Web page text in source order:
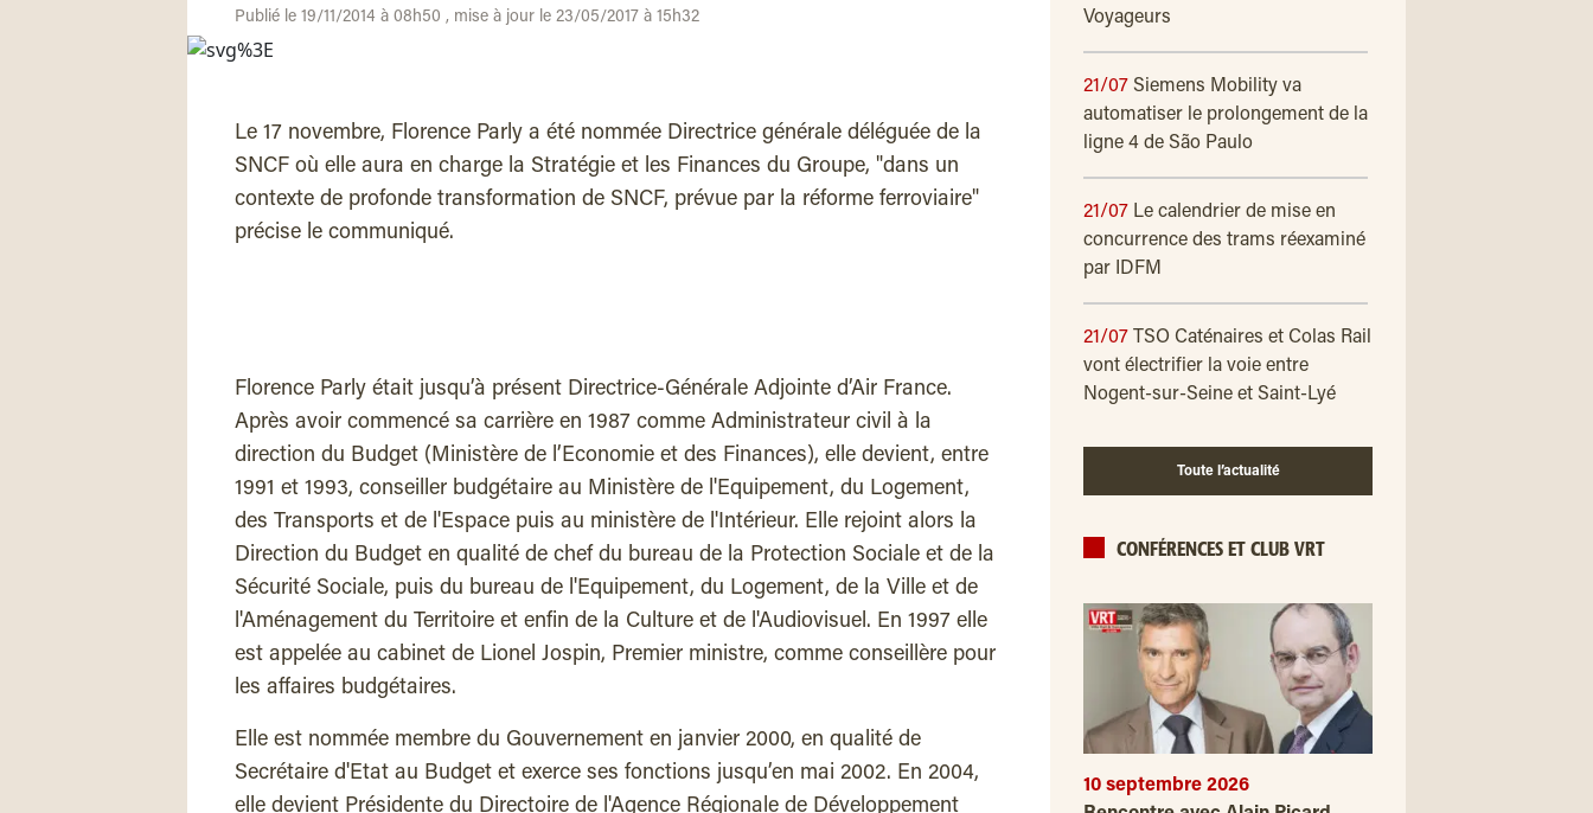
Publié le 19/11/2014 à 08h50 , mise à jour le 23/05/2017 à 15h32
Le 17 novembre, Florence Parly a été nommée Directrice générale déléguée de la
SNCF où elle aura en charge la Stratégie et les Finances du Groupe, "dans un
contexte de profonde transformation de SNCF, prévue par la réforme ferroviaire"
précise le communiqué.
Florence Parly était jusqu’à présent Directrice-Générale Adjointe d’Air France.
Après avoir commencé sa carrière en 1987 comme Administrateur civil à la
direction du Budget (Ministère de l’Economie et des Finances), elle devient, entre
1991 et 1993, conseiller budgétaire au Ministère de l'Equipement, du Logement,
des Transports et de l'Espace puis au ministère de l'Intérieur. Elle rejoint alors la
Direction du Budget en qualité de chef du bureau de la Protection Sociale et de la
Sécurité Sociale, puis du bureau de l'Equipement, du Logement, de la Ville et de
l'Aménagement du Territoire et enfin de la Culture et de l'Audiovisuel. En 1997 elle
est appelée au cabinet de Lionel Jospin, Premier ministre, comme conseillère pour
les affaires budgétaires.
Elle est nommée membre du Gouvernement en janvier 2000, en qualité de
Secrétaire d'Etat au Budget et exerce ses fonctions jusqu’en mai 2002. En 2004,
elle devient Présidente du Directoire de l'Agence Régionale de Développement
Voyageurs
21/07 Siemens Mobility va
automatiser le prolongement de la
ligne 4 de São Paulo
21/07 Le calendrier de mise en
concurrence des trams réexaminé
par IDFM
21/07
TSO Caténaires et Colas Rail
vont électrifier la voie entre
Nogent-sur-Seine et Saint-Lyé
Toute l’actualité
CONFÉRENCES ET CLUB VRT
10 septembre 2026